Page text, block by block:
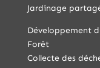
Jardinage
Développement
Forêt
Collecte des